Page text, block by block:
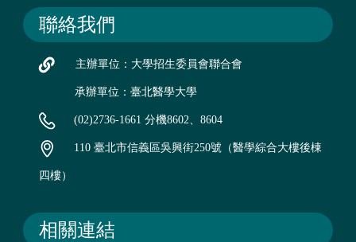
聯絡我們
主辦單位：大學招生委員會聯合會
承辦單位：臺北醫學大學
(02)2736-1661 分機8602、8604
110 臺北市信義區吳興街250號（醫學綜合大樓後棟
四樓）
相關連結